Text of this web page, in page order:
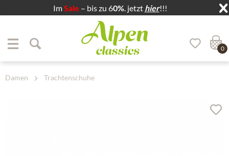
ImSale – bis zu 60%. jetzt hier!!!
Zum Hauptbereich springen
0
Damen Trachtenschuhe